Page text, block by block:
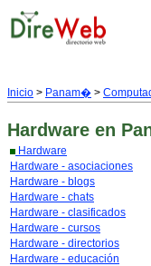
Inicio > Panam� >
Hardware en
Hardware
Hardware - asociaciones
Hardware - blogs
Hardware - chats
Hardware - clasificados
Hardware - cursos
Hardware - directorios
Hardware - educación